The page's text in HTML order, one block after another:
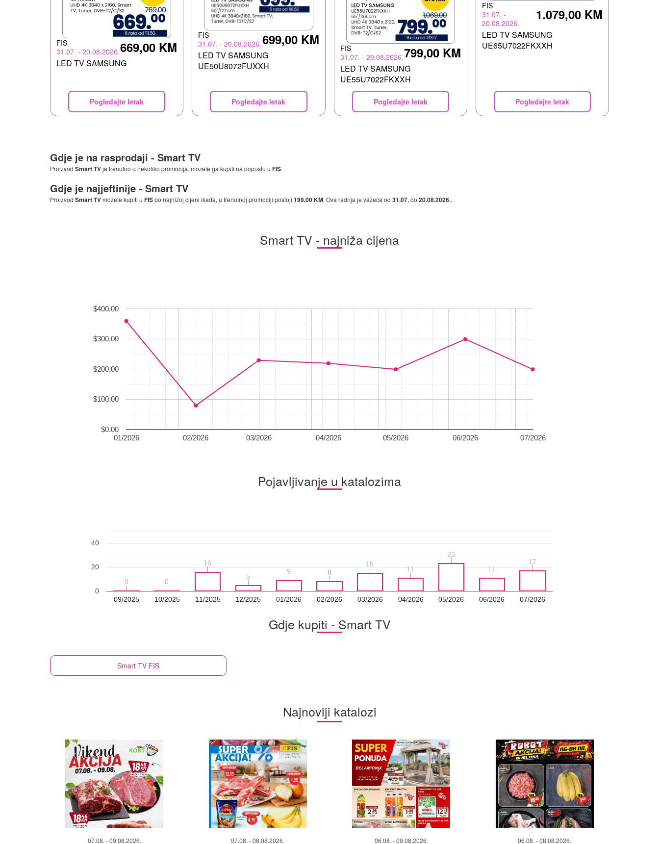
FIS
31.07. - 20.08.2026.669,00 KM
LED TV SAMSUNG
Pogledajte letak
FIS
31.07. - 20.08.2026.699,00 KM
LED TV SAMSUNG
UE50U8072FUXXH
Pogledajte letak
FIS
31.07. - 20.08.2026.799,00 KM
LED TV SAMSUNG
UE55U7022FKXXH
Pogledajte letak
FIS
31.07. -
20.08.2026.
1.079,00 KM
LED TV SAMSUNG
UE65U7022FKXXH
Pogledajte letak
Gdje je na rasprodaji - Smart TV
Proizvod Smart TVje trenutno u nekoliko promocija, možete ga kupiti na popustu u FIS.
Gdje je najjeftinije - Smart TV
Proizvod Smart TVmožete kupiti u FISpo najnižoj cijeni ikada, u trenutnoj promociji postoji 199,00 KM. Ova radnja je važeća od 31.07.do 20.08.2026..
Smart TV - najniža cijena
01/2026 02/2026 03/2026 04/2026 05/2026 06/2026 07/2026
$0.00
$100.00
$200.00
$300.00
$400.00
Pojavljivanje u katalozima
09/2025 10/2025 11/2025 12/2025 01/2026 02/2026 03/2026 04/2026 05/2026 06/2026 07/2026
0
20
40
0
0 0
0
16
16
5
5
9
9 8
8
15
15
11
11
23
23
11
11
17
17
Gdje kupiti - Smart TV
Smart TV FIS
Najnoviji katalozi
07.08. - 09.08.2026. 07.08. - 08.08.2026. 06.08. - 09.08.2026. 06.08. - 08.08.2026.